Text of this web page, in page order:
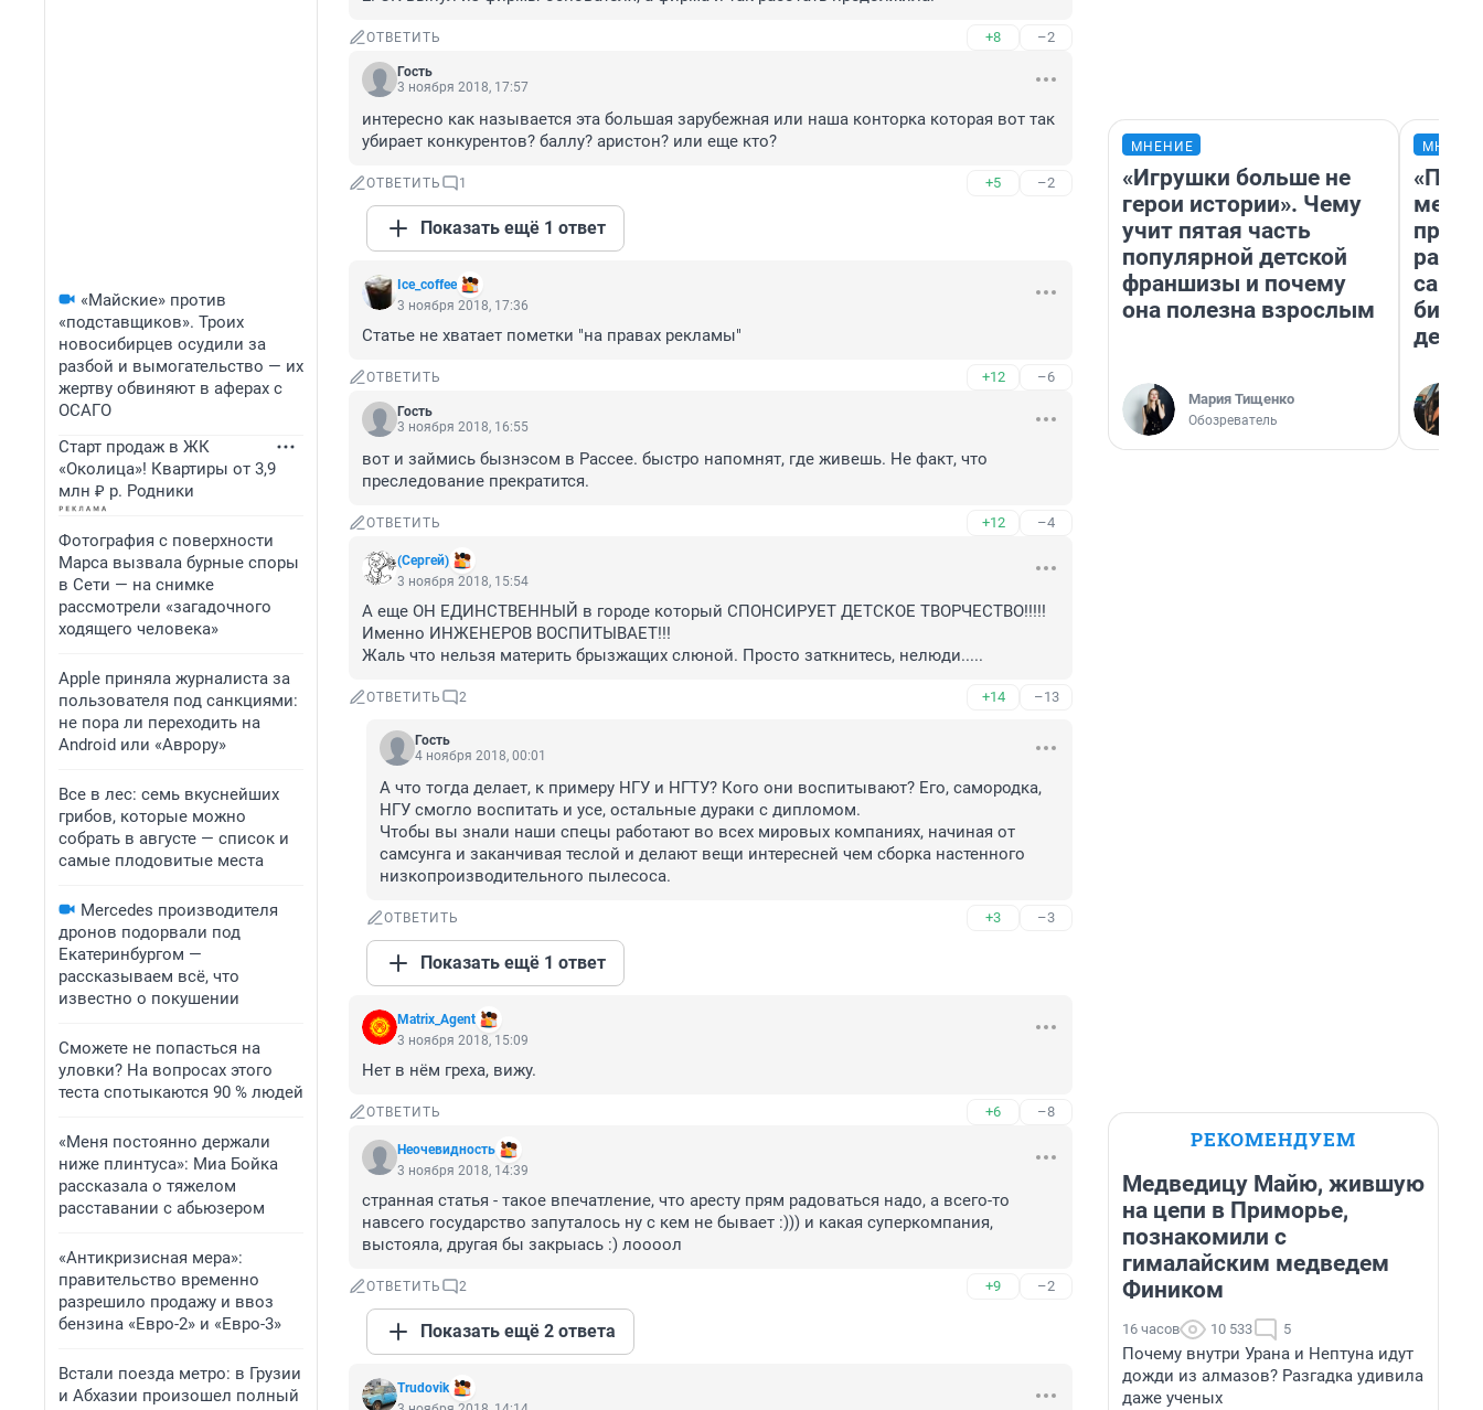
«Майские» против
«подставщиков». Троих
новосибирцев осудили за
разбой и вымогательство — их
жертву обвиняют в аферах с
ОСАГО
Старт продаж в ЖК
«Околица»! Квартиры от 3,9
млн ₽ р. Родники
Фотография с поверхности
Марса вызвала бурные споры
в Сети — на снимке
рассмотрели «загадочного
ходящего человека»
Apple приняла журналиста за
пользователя под санкциями:
не пора ли переходить на
Android или «Аврору»
Все в лес: семь вкуснейших
грибов, которые можно
собрать в августе — список и
самые плодовитые места
Mercedes производителя
дронов подорвали под
Екатеринбургом —
рассказываем всё, что
известно о покушении
Сможете не попасться на
уловки? На вопросах этого
теста спотыкаются 90 % людей
«Меня постоянно держали
ниже плинтуса»: Миа Бойка
рассказала о тяжелом
расставании с абьюзером
«Антикризисная мера»:
правительство временно
разрешило продажу и ввоз
бензина «Евро-2» и «Евро-3»
Встали поезда метро: в Грузии
и Абхазии произошел полный
ОТВЕТИТЬ +8 –2
Гость
3 ноября 2018, 17:57
интересно как называется эта большая зарубежная или наша конторка которая вот так
убирает конкурентов? баллу? аристон? или еще кто?
ОТВЕТИТЬ 1 +5 –2
Показать ещё 1 ответ
Ice_coffee
3 ноября 2018, 17:36
Статье не хватает пометки "на правах рекламы"
ОТВЕТИТЬ +12 –6
Гость
3 ноября 2018, 16:55
вот и займись бызнэсом в Рассее. быстро напомнят, где живешь. Не факт, что
преследование прекратится.
ОТВЕТИТЬ +12 –4
(Сергей)
3 ноября 2018, 15:54
А еще ОН ЕДИНСТВЕННЫЙ в городе который СПОНСИРУЕТ ДЕТСКОЕ ТВОРЧЕСТВО!!!!!
Именно ИНЖЕНЕРОВ ВОСПИТЫВАЕТ!!!
Жаль что нельзя материть брызжащих слюной. Просто заткнитесь, нелюди.....
ОТВЕТИТЬ 2 +14 –13
Гость
4 ноября 2018, 00:01
А что тогда делает, к примеру НГУ и НГТУ? Кого они воспитывают? Его, самородка,
НГУ смогло воспитать и усе, остальные дураки с дипломом.
Чтобы вы знали наши спецы работают во всех мировых компаниях, начиная от
самсунга и заканчивая теслой и делают вещи интересней чем сборка настенного
низкопроизводительного пылесоса.
ОТВЕТИТЬ +3 –3
Показать ещё 1 ответ
Matrix_Agent
3 ноября 2018, 15:09
Нет в нём греха, вижу.
ОТВЕТИТЬ +6 –8
Неочевидность
3 ноября 2018, 14:39
странная статья - такое впечатление, что аресту прям радоваться надо, а всего-то
навсего государство запуталось ну с кем не бывает :))) и какая суперкомпания,
выстояла, другая бы закрыась :) лоооол
ОТВЕТИТЬ 2 +9 –2
Показать ещё 2 ответа
Trudovik
МНЕНИЕ
«Игрушки больше не
герои истории». Чему
учит пятая часть
популярной детской
франшизы и почему
она полезна взрослым
Мария Тищенко
Обозреватель
РЕКОМЕНДУЕМ
Медведицу Майю, жившую
на цепи в Приморье,
познакомили с
гималайским медведем
Фиником
16 часов 10 533 5
Почему внутри Урана и Нептуна идут
дожди из алмазов? Разгадка удивила
даже ученых